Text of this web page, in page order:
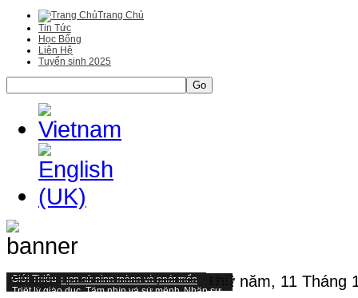
Trang Chủ
Tin Tức
Học Bổng
Liên Hệ
Tuyển sinh 2025
Go
Giới Thiệu Lịch sử hình thành và phát triển
Triết lý giáo duc, Tầm nhìn và sứ mệnh Nhân sự
Thứ năm, 11 Tháng